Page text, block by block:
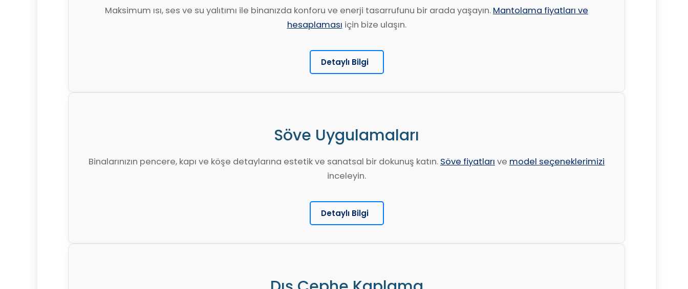
Maksimum ısı, ses ve su yalıtımı ile binanızda konforu ve enerji tasarrufunu bir arada yaşayın. Mantolama fiyatları ve
hesaplaması için bize ulaşın.
Detaylı Bilgi
Söve Uygulamaları
Binalarınızın pencere, kapı ve köşe detaylarına estetik ve sanatsal bir dokunuş katın. Söve fiyatları ve model seçeneklerimizi
inceleyin.
Detaylı Bilgi